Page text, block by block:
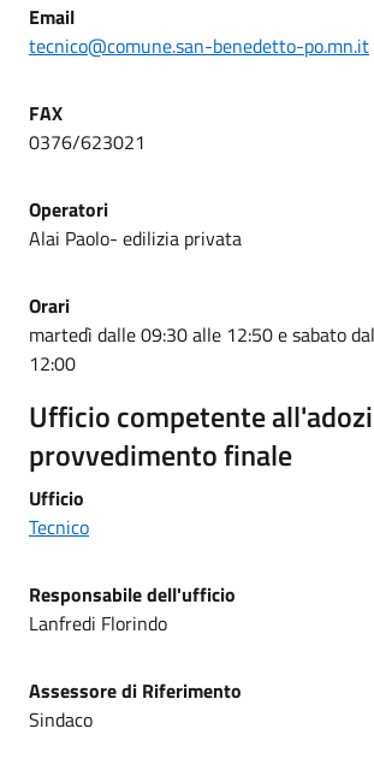
Email
tecnico@comune.san-benedetto-po.mn.it
FAX
0376/623021
Operatori
Alai Paolo- edilizia privata
Orari
martedì dalle 09:30 alle 12:50 e sabato
12:00
Ufficio competente
provvedimento finale
Ufficio
Tecnico
Responsabiledell'ufficio
Lanfredi Florindo
Assessore di Riferimento
Sindaco